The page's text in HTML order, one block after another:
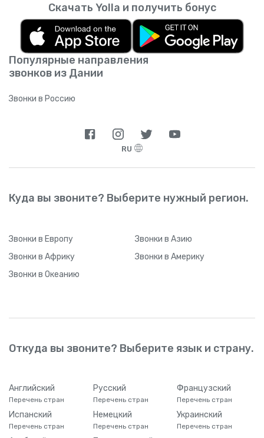
Популярные направления
звонков из Дании
Звонки в Россию
Скачать Yolla и получить бонус
RU
Куда вы звоните? Выберите нужный регион.
Звонки в Европу Звонки в Азию
Звонки в Африку Звонки в Америку
Звонки в Океанию
Откуда вы звоните? Выберите язык и страну.
Английский
Перечень стран
Русский
Перечень стран
Французский
Перечень стран
Испанский
Перечень стран
Немецкий
Перечень стран
Украинский
Перечень стран